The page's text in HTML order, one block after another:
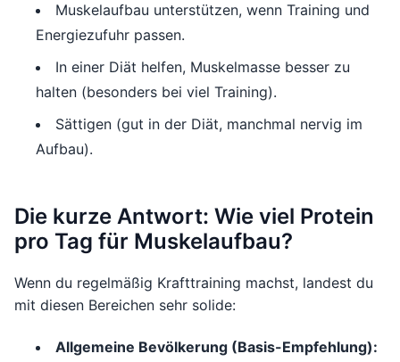
Muskelaufbau unterstützen, wenn Training und
Energiezufuhr passen.
In einer Diät helfen, Muskelmasse besser zu
halten (besonders bei viel Training).
Sättigen (gut in der Diät, manchmal nervig im
Aufbau).
Die kurze Antwort: Wie viel Protein
pro Tag für Muskelaufbau?
Wenn du regelmäßig Krafttraining machst, landest du
mit diesen Bereichen sehr solide:
Allgemeine Bevölkerung (Basis-Empfehlung):